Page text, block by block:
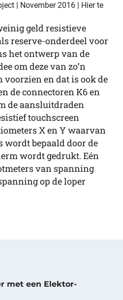
| November 2016 | Hier te
geld resistieve
reserve-onderdeel voor
het ontwerp van de
om deze van zo’n
en dat is ook de
de connectoren K6 en
de aansluitdraden
touchscreen
X en Y waarvan
wordt bepaald door de
wordt gedrukt. Eén
van spanning
op de loper
met een Elektor-